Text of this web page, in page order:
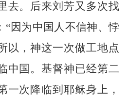
去。后来刘芳又多次找
“因为中国人不信神、悖
以，神这一次做工地点
中国。基督神已经第二
一次降临到耶稣身上，